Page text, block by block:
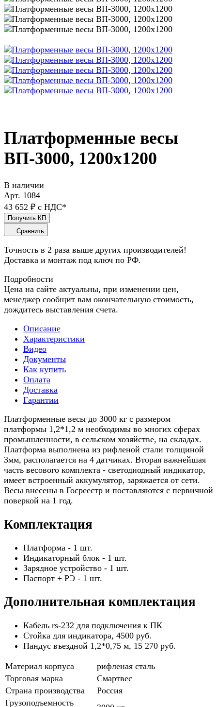
Платформенные весы
ВП-3000, 1200x1200
В наличии
Арт. 1084
43 652 ₽ с НДС*
Получить КП
Сравнить
Точность в 2 раза выше других производителей!
Доставка и монтаж под ключ по РФ.
Подробности
Цена на сайте актуальны, при изменении цен,
менеджер сообщит вам окончательную стоимость,
дождитесь выставления счета.
Описание
Характеристики
Видео
Документы
Как купить
Оплата
Доставка
Гарантии
Платформенные весы до 3000 кг с размером
платформы 1,2*1,2 м необходимы во многих сферах
промышленности, в сельском хозяйстве, на складах.
Платформа выполнена из рифленой стали толщиной
3мм, располагается на 4 датчиках. Вторая важнейшая
часть весового комплекта - светодиодный индикатор,
имеет встроенный аккумулятор, заряжается от сети.
Весы внесены в Госреестр и поставляются с первичной
поверкой на 1 год.
Комплектация
Платформа - 1 шт.
Индикаторный блок - 1 шт.
Зарядное устройство - 1 шт.
Паспорт + РЭ - 1 шт.
Дополнительная комплектация
Кабель rs-232 для подключения к ПК
Стойка для индикатора, 4500 руб.
Пандус въездной 1,2*0,75 м, 15 270 руб.
Материал корпуса
рифленая сталь
Торговая марка
Смартвес
Страна производства
Россия
Грузоподъемность